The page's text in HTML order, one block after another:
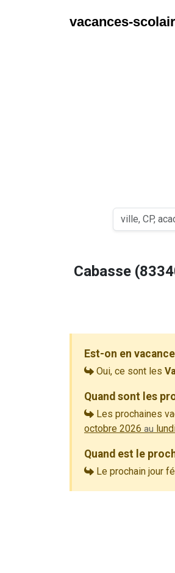
vacances-
Cabasse
Est-on en
Oui, ce sont les
Quand sont les
Les prochaines
octobre 2026 au
Quand est le
Le prochain jour